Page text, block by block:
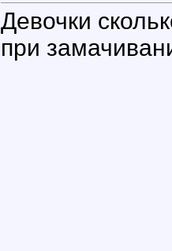
Девочки
при